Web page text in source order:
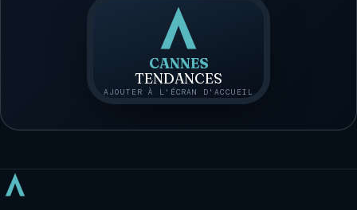
CANNES
TENDANCES
AJOUTER À L'ÉCRAN D'ACCUEIL